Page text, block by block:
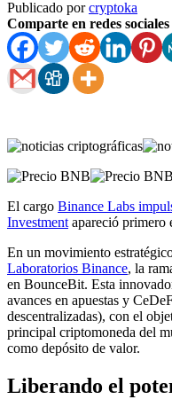
Publicado porcryptoka
Comparte en redes sociales
El cargo Binance Labs
Investmentapareció primero
En un movimiento
Laboratorios Binance, la
en BounceBit. Esta
avances en apuestas y
descentralizadas), con el
principal criptomoneda del
como depósito de valor.
Liberando el